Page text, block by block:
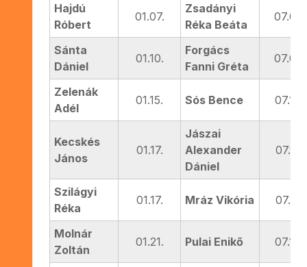
Hajdú
Róbert
01.07.
Zsadányi
Réka Beáta
07.02.
Sánta
Dániel
01.10.
Forgács
Fanni Gréta
07.03.
Zelenák
Adél
01.15. Sós Bence 07.10.
Kecskés
János
01.17.
Jászai
Alexander
Dániel
07.12.
Szilágyi
Réka
01.17. Mráz Vikória 07.13.
Molnár
Zoltán
01.21. Pulai Enikő 07.18.